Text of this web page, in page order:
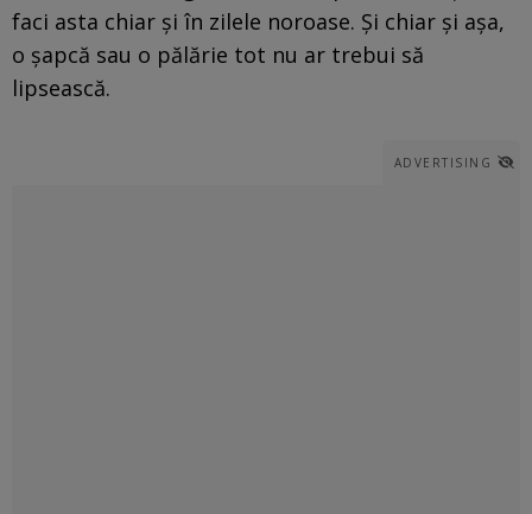
faci asta chiar și în zilele noroase. Și chiar și așa,
o șapcă sau o pălărie tot nu ar trebui să
lipsească.
ADVERTISING